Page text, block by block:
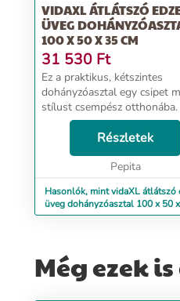
VIDAXL ÁTLÁTSZÓ
ÜVEG
100 X 50 X 35 CM
31 530 Ft
Ez a praktikus, kétszintes
dohányzóasztal egy csipet
stílust csempész otthonába.
erős, időtálló asztal edzett
üvegből és porszórt acélból
készült. A tömör asztallap
felületet kínál...
Részletek
Pepita
Hasonlók, mint vidaXL átlátszó
üveg dohányzóasztal 100 x 50
cm
Még ezek